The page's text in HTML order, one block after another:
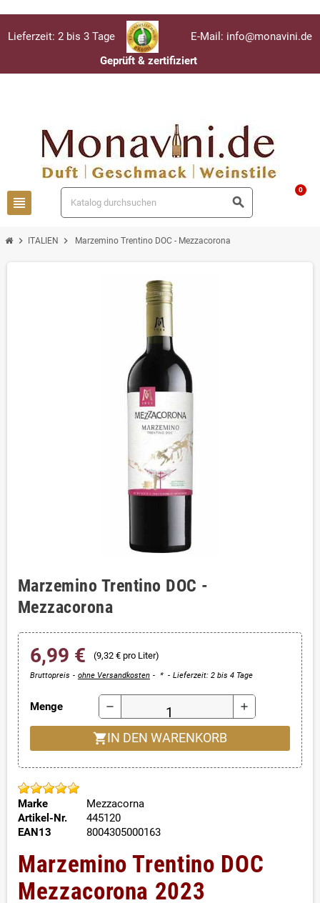
Lieferzeit: 2 bis 3 Tage
E-Mail: info@monavini.de
Geprüft & zertifiziert
view_headline search
personAnmelden 0
chevron_right ITALIEN chevron_right Marzemino Trentino DOC - Mezzacorona
Marzemino Trentino DOC -
Mezzacorona
6,99 € (9,32 € pro Liter)
Bruttopreis ohne Versandkosten * Lieferzeit: 2 bis 4 Tage
Menge remove add
shopping_cart IN DEN WARENKORB
Marke
Mezzacorna
Artikel-Nr.
445120
EAN13
8004305000163
Marzemino Trentino DOC
Mezzacorona 2023